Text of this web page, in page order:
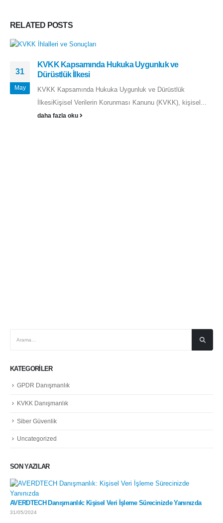
RELATED POSTS
31
May
KVKK Kapsamında Hukuka Uygunluk ve
Dürüstlük İlkesi
KVKK Kapsamında Hukuka Uygunluk ve Dürüstlük
İlkesiKişisel Verilerin Korunması Kanunu (KVKK), kişisel...
daha fazla oku
KATEGORILER
GPDR Danışmanlık
KVKK Danışmanlık
Siber Güvenlik
Uncategorized
SON YAZILAR
AVERDTECH Danışmanlık: Kişisel Veri İşleme Sürecinizde Yanınızda
31/05/2024